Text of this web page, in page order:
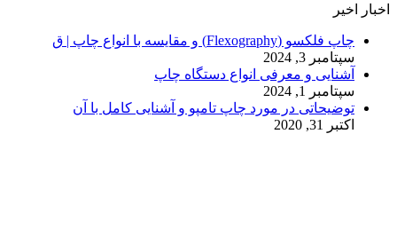
اخبار اخیر
چاپ فلکسو (Flexography) و مقایسه با انواع چاپ | ق
سپتامبر 3, 2024
آشنایی و معرفی انواع دستگاه چاپ
سپتامبر 1, 2024
توضیحاتی در مورد چاپ تامپو و آشنایی کامل با آن
اکتبر 31, 2020